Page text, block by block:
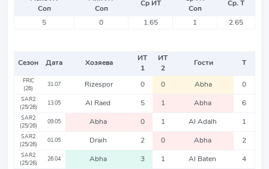
Соп
Соп
Ср ИТ
Соп
Ср. Т
5
0 1.65 1 2.65
Сезон Дата Хозяева
ИТ
1
ИТ
2
Гости Т
FRIC
(26)
31.07 Rizespor 0 0 Abha 0
SAR2
(25/26)
13.05 Al Raed 5 1 Abha 6
SAR2
(25/26)
09.05 Abha 0 1 Al Adalh 1
SAR2
(25/26)
01.05 Draih 2 0 Abha 2
SAR2
(25/26)
26.04 Abha 3 1 Al Baten 4